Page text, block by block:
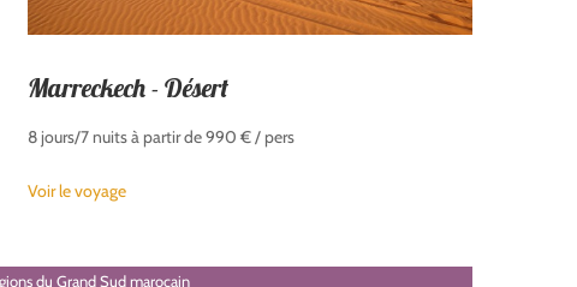
Marreckech - Désert
8 jours/7 nuits à partir de 990 € / pers
Voir le voyage
du Grand Sud marocain